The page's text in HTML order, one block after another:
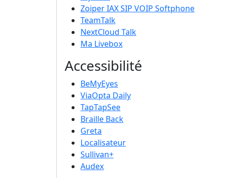
Zoiper IAX SIP VOIP Softphone
TeamTalk
NextCloud Talk
Ma Livebox
Accessibilité
BeMyEyes
ViaOpta Daily
TapTapSee
Braille Back
Greta
Localisateur
Sullivan+
Audex